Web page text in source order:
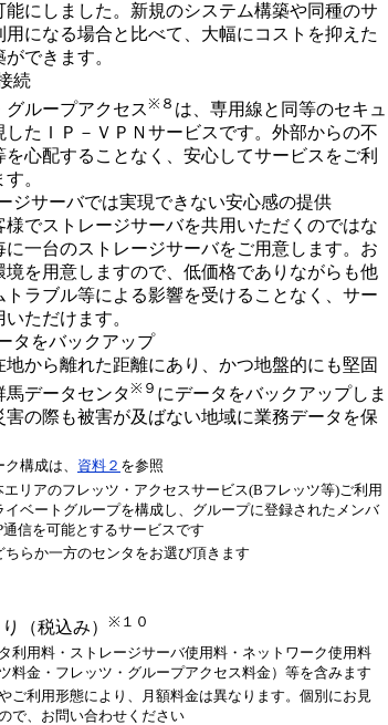
能にしました。新規のシステム構築や同種のサ
用になる場合と比べて、大幅にコストを抑えた
できます。
続
ループアクセス※８ は、専用線と同等のセキュ
したＩＰ－ＶＰＮサービスです。外部からの不
を心配することなく、安心してサービスをご利
。
ジサーバでは実現できない安心感の提供
でストレージサーバを共用いただくのではな
に一台のストレージサーバをご用意します。お
境を用意しますので、低価格でありながらも他
トラブル等による影響を受けることなく、サー
ただけます。
タをバックアップ
から離れた距離にあり、かつ地盤的にも堅固
馬データセンタ※９ にデータをバックアップしま
害の際も被害が及ばない地域に業務データを保
構成は、 資料２ を参照
エリアのフレッツ・アクセスサービス(Bフレッツ等)ご利用
イベートグループを構成し、グループに登録されたメンバ
通信を可能とするサービスです
ちらか一方のセンタをお選び頂きます
（税込み） ※１０
利用料・ストレージサーバ使用料・ネットワーク使用料
ツ料金・フレッツ・グループアクセス料金）等を含みます
ご利用形態により、月額料金は異なります。個別にお見
で、お問い合わせください